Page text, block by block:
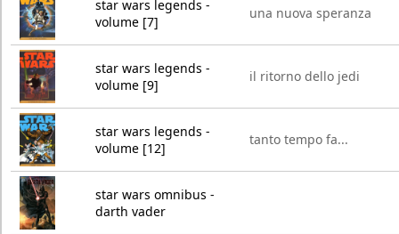
star wars legends -
volume [7]
una nuova speranza
star wars legends -
volume [9]
il ritorno dello jedi
star wars legends -
volume [12]
tanto tempo fa...
star wars omnibus -
darth vader